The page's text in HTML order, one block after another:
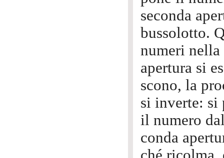
seconda
bussolotto.
numeri nella
apertura si
scono, la
si inverte: si
il numero
conda